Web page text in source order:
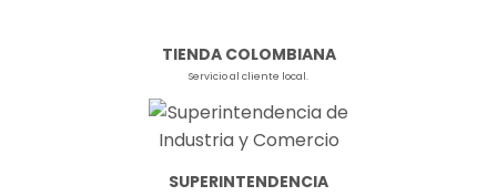
TIENDA COLOMBIANA
Servicio al cliente local.
SUPERINTENDENCIA